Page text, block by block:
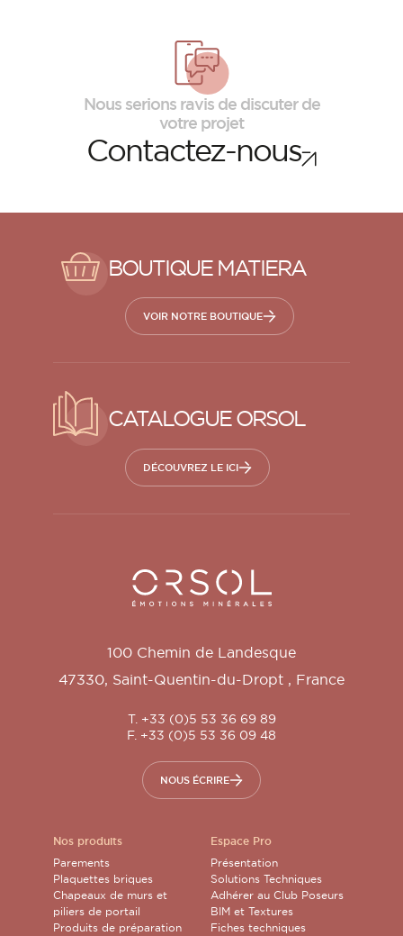
Nous serions ravis de discuter de
votre projet
Contactez-nous
BOUTIQUE MATIERA
VOIR NOTRE BOUTIQUE
CATALOGUE ORSOL
DÉCOUVREZ LE ICI
Orsol S.A.
100 Chemin de Landesque
47330, Saint-Quentin-du-Dropt , France
T. +33 (0)5 53 36 69 89
F. +33 (0)5 53 36 09 48
NOUS ÉCRIRE
Nos produits
Parements
Plaquettes briques
Chapeaux de murs et
piliers de portail
Produits de préparation
Espace Pro
Présentation
Solutions Techniques
Adhérer au Club Poseurs
BIM et Textures
Fiches techniques